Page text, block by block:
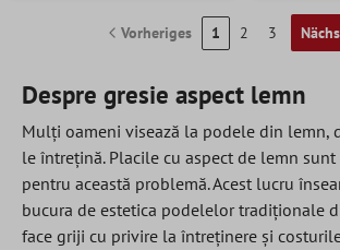
Vorheriges 1 2 3
Despre gresie aspect lemn
Mulți oameni visează la podele din lemn,
le întrețină. Placile cu aspect de lemn
pentru această problemă. Acest lucru
bucura de estetica podelelor tradiționale
face griji cu privire la întreținere și